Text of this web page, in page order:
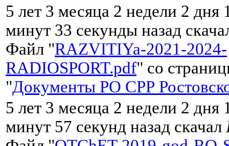
5 лет 3 месяца 2 недели 2 дня
минут 33 секунды назад
Файл "RAZVITIYa-2021-2024-
RADIOSPORT.pdf" со
"Документы РО СРР
5 лет 3 месяца 2 недели 2 дня
минут 57 секунд назад скачал